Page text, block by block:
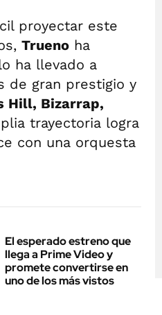
proyectar este
Trueno ha
ha llevado a
de gran prestigio y
Hill, Bizarrap,
trayectoria logra
con una orquesta
El esperado estreno que
llega a Prime Video y
promete convertirse en
uno de los más vistos